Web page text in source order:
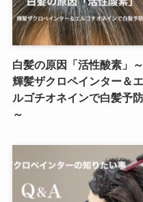
白髪の原因「活性酸素」～
輝髪ザクロペインター＆エ
ルゴチオネインで白髪予防
～